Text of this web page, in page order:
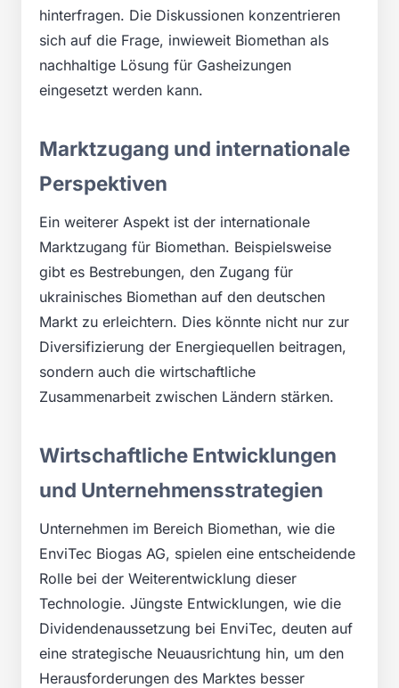
hinterfragen. Die Diskussionen konzentrieren
sich auf die Frage, inwieweit Biomethan als
nachhaltige Lösung für Gasheizungen
eingesetzt werden kann.
Marktzugang und internationale
Perspektiven
Ein weiterer Aspekt ist der internationale
Marktzugang für Biomethan. Beispielsweise
gibt es Bestrebungen, den Zugang für
ukrainisches Biomethan auf den deutschen
Markt zu erleichtern. Dies könnte nicht nur zur
Diversifizierung der Energiequellen beitragen,
sondern auch die wirtschaftliche
Zusammenarbeit zwischen Ländern stärken.
Wirtschaftliche Entwicklungen
und Unternehmensstrategien
Unternehmen im Bereich Biomethan, wie die
EnviTec Biogas AG, spielen eine entscheidende
Rolle bei der Weiterentwicklung dieser
Technologie. Jüngste Entwicklungen, wie die
Dividendenaussetzung bei EnviTec, deuten auf
eine strategische Neuausrichtung hin, um den
Herausforderungen des Marktes besser